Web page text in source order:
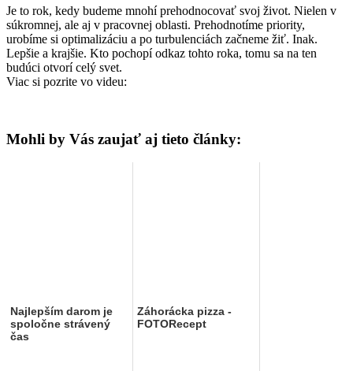
Je to rok, kedy budeme mnohí prehodnocovať svoj život. Nielen v
súkromnej, ale aj v pracovnej oblasti. Prehodnotíme priority,
urobíme si optimalizáciu a po turbulenciách začneme žiť. Inak.
Lepšie a krajšie. Kto pochopí odkaz tohto roka, tomu sa na ten
budúci otvorí celý svet.
Viac si pozrite vo videu:
Mohli by Vás zaujať aj tieto články:
Najlepším darom je
spoločne strávený
čas
Záhorácka pizza -
FOTORecept